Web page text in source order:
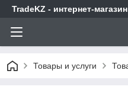
TradeKZ - интернет-магазин
Товары и услуги